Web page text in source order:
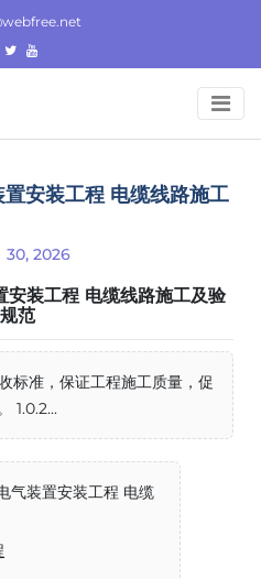
安装工程 电缆线路施工
30, 2026
装工程 电缆线路施工及验
范
标准，保证工程施工质量，促
1.0.2...
气装置安装工程 电缆